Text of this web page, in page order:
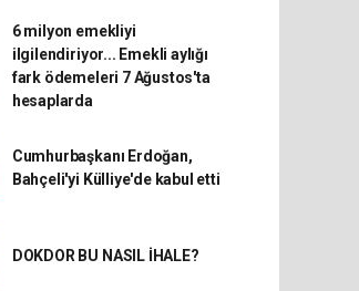
6 milyon emekliyi
ilgilendiriyor... Emekli aylığı
fark ödemeleri 7 Ağustos'ta
hesaplarda
Cumhurbaşkanı Erdoğan,
Bahçeli'yi Külliye'de kabul etti
DOKDOR BU NASIL İHALE?